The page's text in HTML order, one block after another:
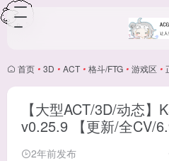
首页 • 3D • ACT • 格斗/FTG • 游戏区 •
【大型ACT/3D/动态
v0.25.9 【更新/全CV/
2年前发布